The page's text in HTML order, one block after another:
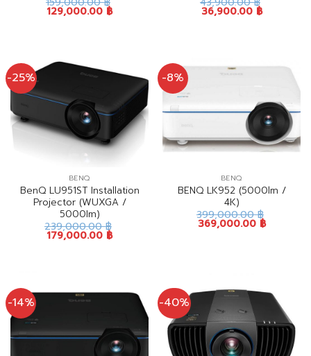
129,000.00 ฿ 36,900.00 ฿
-25%
BENQ
BenQ LU951ST Installation
Projector (WUXGA /
5000Im)
239,000.00฿
179,000.00 ฿
-8%
BENQ
BENQ LK952 (5000lm /
4K)
399,000.00฿
369,000.00 ฿
-14% -40%